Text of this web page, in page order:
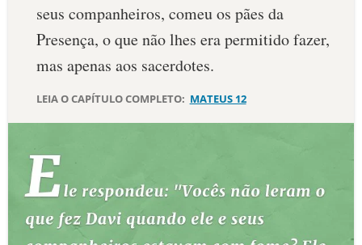
DEVOCIONAL DIÁRIO
10 MANDAMENTOS
ESTUDOS BÍBLICOS
TEMAS
PERGUNTE À BÍBLIA IA
seus companheiros, comeu os pães da
Presença, o que não lhes era permitido fazer,
mas apenas aos sacerdotes.
LEIA O CAPÍTULO COMPLETO: MATEUS 12